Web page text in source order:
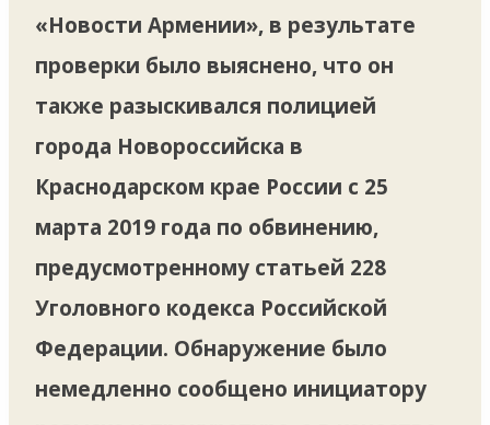
«Новости Армении», в результате
проверки было выяснено, что он
также разыскивался полицией
города Новороссийска в
Краснодарском крае России с 25
марта 2019 года по обвинению,
предусмотренному статьей 228
Уголовного кодекса Российской
Федерации. Обнаружение было
немедленно сообщено инициатору